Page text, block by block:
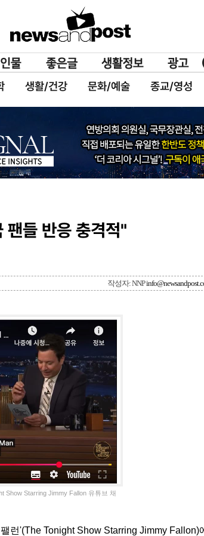
생활/건강 문화/예술 종교/영성
들 반응 충격적"
작성자: NNP
Show Starring Jimmy Fallon 유튜브 채
런'(The Tonight Show Starring Jimmy Fallon)